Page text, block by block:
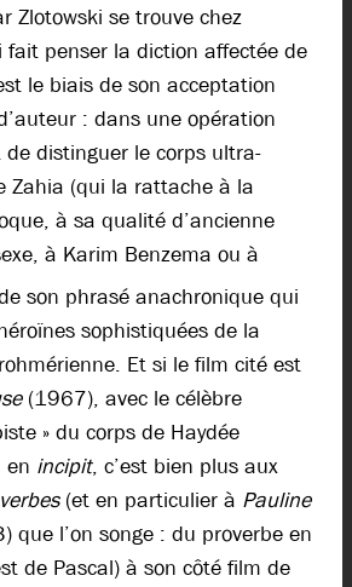
Zlotowski se trouve chez
fait penser la diction affectée de
le biais de son acceptation
: dans une opération
de distinguer le corps ultra-
Zahia (qui la rattache à la
à sa qualité d’ancienne
à Karim Benzema ou à
son phrasé anachronique qui
sophistiquées de la
Et si le film cité est
(1967), avec le célèbre
» du corps de Haydée
en incipit, c’est bien plus aux
(et en particulier à Pauline
que l’on songe : du proverbe en
de Pascal) à son côté film de